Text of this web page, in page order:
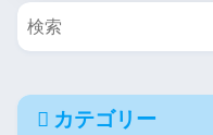
カテゴリー